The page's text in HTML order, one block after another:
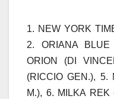
1. NEW YORK
2. ORIANA
ORION (DI
(RICCIO GEN.), 5.
M.), 6. MILKA REK